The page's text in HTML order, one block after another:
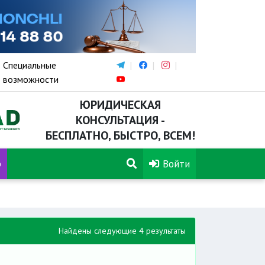
Специальные
возможности
ЮРИДИЧЕСКАЯ
КОНСУЛЬТАЦИЯ -
БЕСПЛАТНО, БЫСТРО, ВСЕМ!
Войти
Найдены следующие 4 результаты